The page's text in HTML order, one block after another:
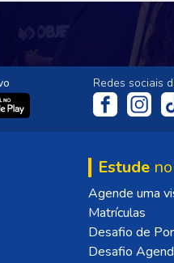
Redes sociais
Estude
Agende uma
Matrículas
Desafio de
Desafio